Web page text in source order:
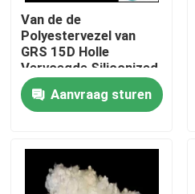
Kwaliteitscontrole
Contacteer ons
Viscosestapelvezel
Van de de
Polyestervezel van
GRS 15D Holle
Vervoegde Siliconized
Lengte 25mm
Aanvraag sturen